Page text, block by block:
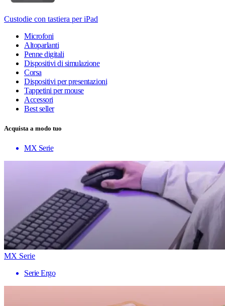
Custodie con tastiera per iPad
Microfoni
Altoparlanti
Penne digitali
Dispositivi di simulazione
Corsa
Dispositivi per presentazioni
Tappetini per mouse
Accessori
Best seller
Acquista a modo tuo
MX Serie
MX Serie
Serie Ergo